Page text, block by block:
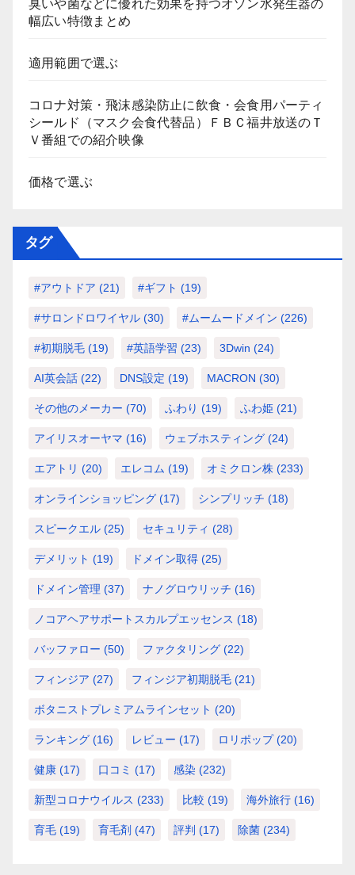
臭いや菌などに優れた効果を持つオゾン水発生器の
幅広い特徴まとめ
適用範囲で選ぶ
コロナ対策・飛沫感染防止に飲食・会食用パーティ
シールド（マスク会食代替品）ＦＢＣ福井放送のＴ
Ｖ番組での紹介映像
価格で選ぶ
タグ
#アウトドア (21) #ギフト (19)
#サロンドロワイヤル (30) #ムームードメイン (226)
#初期脱毛 (19) #英語学習 (23) 3Dwin (24)
AI英会話 (22) DNS設定 (19) MACRON (30)
その他のメーカー (70) ふわり (19) ふわ姫 (21)
アイリスオーヤマ (16) ウェブホスティング (24)
エアトリ (20) エレコム (19) オミクロン株 (233)
オンラインショッピング (17) シンプリッチ (18)
スピークエル (25) セキュリティ (28)
デメリット (19) ドメイン取得 (25)
ドメイン管理 (37) ナノグロウリッチ (16)
ノコアヘアサポートスカルプエッセンス (18)
バッファロー (50) ファクタリング (22)
フィンジア (27) フィンジア初期脱毛 (21)
ボタニストプレミアムラインセット (20)
ランキング (16) レビュー (17) ロリポップ(20)
健康 (17) 口コミ (17) 感染 (232)
新型コロナウイルス (233) 比較 (19) 海外旅行 (16)
育毛 (19) 育毛剤 (47) 評判 (17) 除菌 (234)